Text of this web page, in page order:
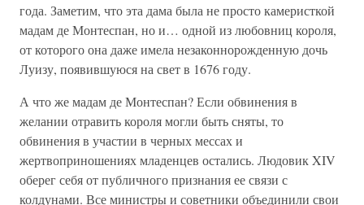
года. Заметим, что эта дама была не просто камеристкой
мадам де Монтеспан, но и… одной из любовниц короля,
от которого она даже имела незаконнорожденную дочь
Луизу, появившуюся на свет в 1676 году.
А что же мадам де Монтеспан? Если обвинения в
желании отравить короля могли быть сняты, то
обвинения в участии в черных мессах и
жертвоприношениях младенцев остались. Людовик XIV
оберег себя от публичного признания ее связи с
колдунами. Все министры и советники объединили свои